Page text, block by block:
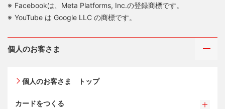
Facebookは、Meta Platforms, Inc.の登録商標です。
YouTube は Google LLC の商標です。
個人のお客さま
個人のお客さま トップ
カードをつくる